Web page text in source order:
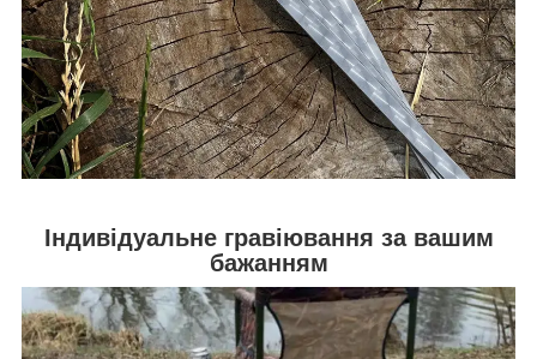
Індивідуальне гравіювання за вашим
бажанням